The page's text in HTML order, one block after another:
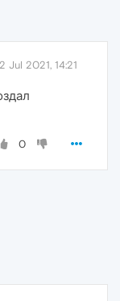
2 Jul 2021, 14:21
0